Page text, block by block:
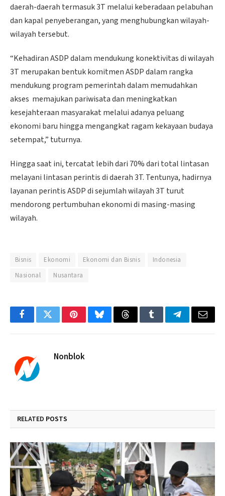
daerah-daerah termasuk 3T melalui keberadaan pelabuhan
dan kapal penyeberangan, yang menghubungkan wilayah-
wilayah tersebut.
“Kehadiran ASDP dalam mendukung konektivitas di wilayah
3T merupakan bentuk komitmen ASDP dalam rangka
mendukung program pemerintah dalam memudahkan
akses memajukan pariwisata dan meningkatkan
kesejahteraan masyarakat melalui adanya peluang
ekonomi baru hingga mengangkat ragam kekayaan budaya
setempat,” tuturnya.
Hingga saat ini, tercatat lebih dari 70% dari total lintasan
melayani lintasan perintis di daerah 3T. Tentunya, hadirnya
layanan perintis ASDP di sejumlah wilayah 3T turut
mendorong pertumbuhan ekonomi di masing-masing
wilayah.
Bisnis Ekonomi Ekonomi dan Bisnis
Indonesia
Nasional
Nusantara
FacebookTwitterPinterestBlueskyThreadsTumblrTelegramEmail
Nonblok
RELATED POSTS